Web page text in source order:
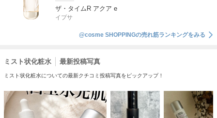
ザ・タイムR アクア e
イプサ
@cosme SHOPPINGの売れ筋ランキングをみる
ミスト状化粧水 最新投稿写真
ミスト状化粧水についての最新クチコミ投稿写真をピックアップ！